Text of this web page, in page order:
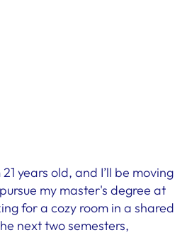
21 years old, and I’ll be moving
my master's degree at
for a cozy room in a shared
next two semesters,